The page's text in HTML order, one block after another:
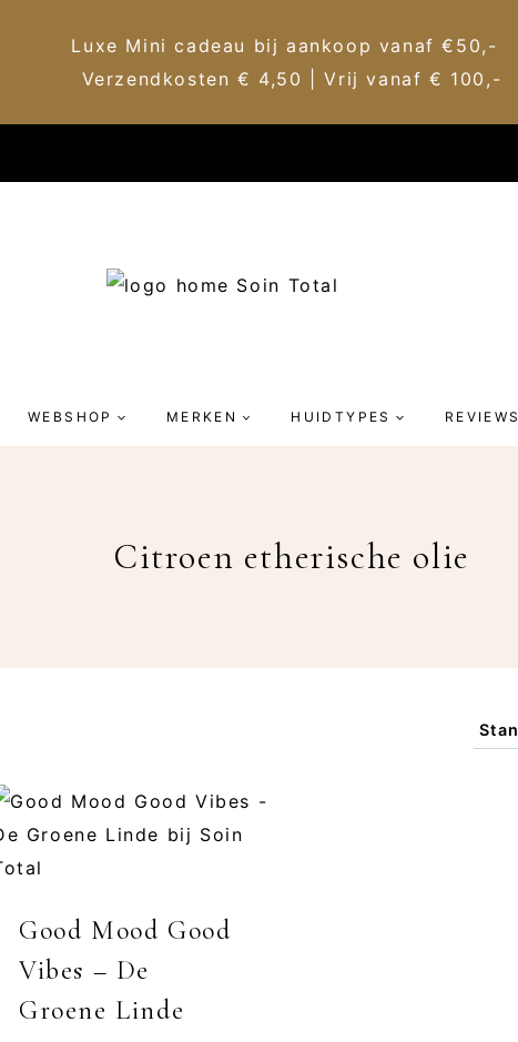
Luxe Mini cadeau bij aankoop vanaf €50,-
Verzendkosten € 4,50 | Vrij vanaf € 100,-
WEBSHOP MERKEN HUIDTYPES REVIEWS
Citroen etherische olie
Good Mood Good
Vibes – De
Groene Linde